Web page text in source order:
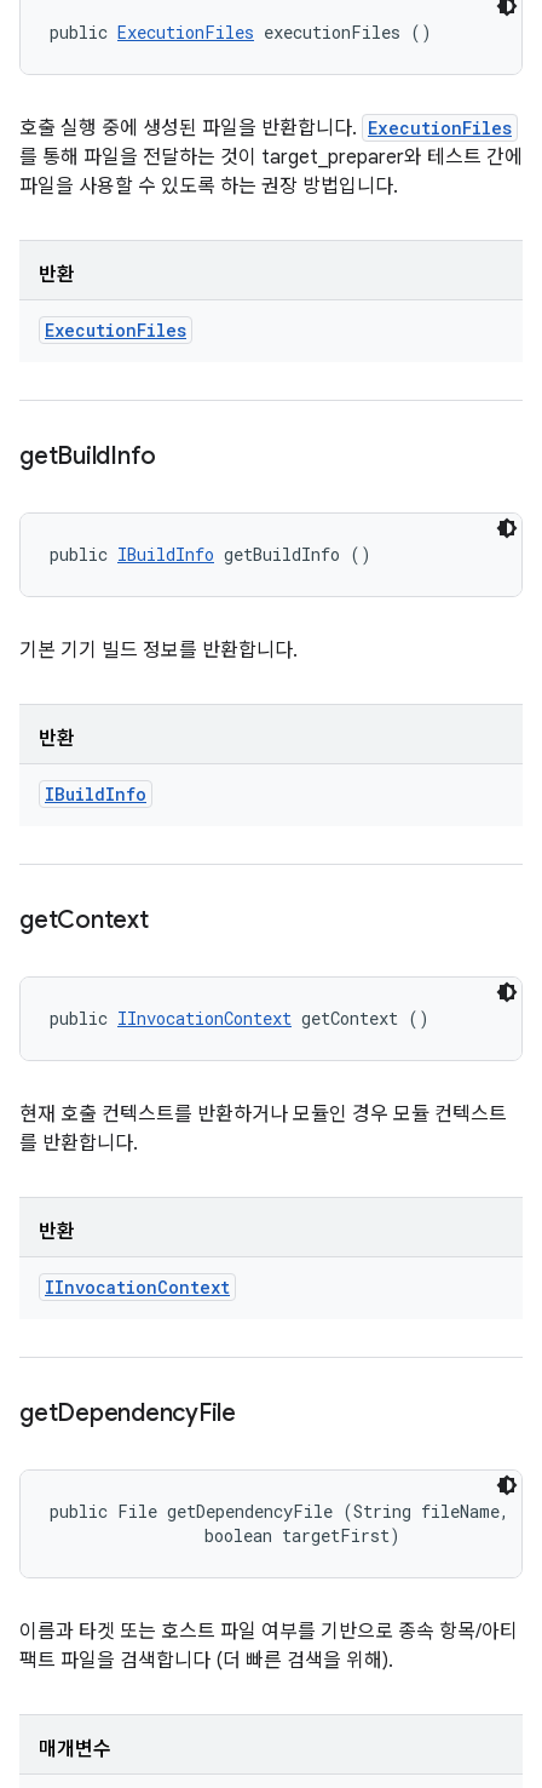
public ExecutionFiles executionFiles ()
호출 실행 중에 생성된 파일을 반환합니다. ExecutionFiles
를 통해 파일을 전달하는 것이 target_preparer와 테스트 간에
파일을 사용할 수 있도록 하는 권장 방법입니다.
반환
ExecutionFiles
getBuildInfo
public IBuildInfo getBuildInfo ()
기본 기기 빌드 정보를 반환합니다.
반환
IBuildInfo
getContext
public IInvocationContext getContext ()
현재 호출 컨텍스트를 반환하거나 모듈인 경우 모듈 컨텍스트
를 반환합니다.
반환
IInvocationContext
getDependencyFile
public File getDependencyFile (String fileName,
                boolean targetFirst)
이름과 타겟 또는 호스트 파일 여부를 기반으로 종속 항목/아티
팩트 파일을 검색합니다 (더 빠른 검색을 위해).
매개변수